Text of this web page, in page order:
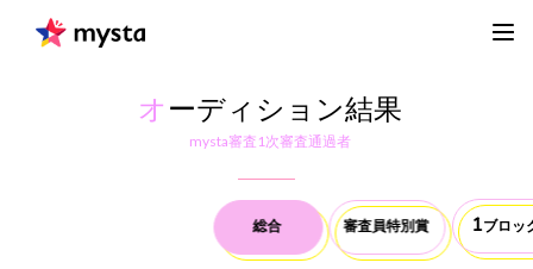
オーディション結果
mysta審査1次審査通過者
総合 審査員特別賞 1ブロッ